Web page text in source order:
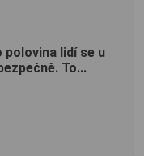
polovina lidí se u
To...